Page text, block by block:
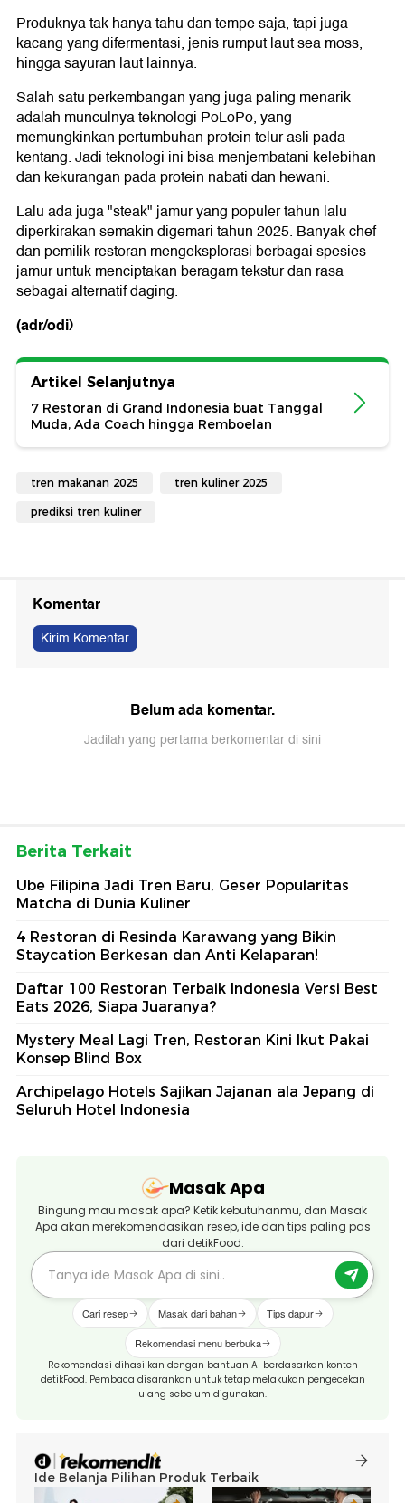
Produknya tak hanya tahu dan tempe saja, tapi juga
kacang yang difermentasi, jenis rumput laut sea moss,
hingga sayuran laut lainnya.
Salah satu perkembangan yang juga paling menarik
adalah munculnya teknologi PoLoPo, yang
memungkinkan pertumbuhan protein telur asli pada
kentang. Jadi teknologi ini bisa menjembatani kelebihan
dan kekurangan pada protein nabati dan hewani.
Lalu ada juga "steak" jamur yang populer tahun lalu
diperkirakan semakin digemari tahun 2025. Banyak chef
dan pemilik restoran mengeksplorasi berbagai spesies
jamur untuk menciptakan beragam tekstur dan rasa
sebagai alternatif daging.
(adr/odi)
Artikel Selanjutnya
7 Restoran di Grand Indonesia buat Tanggal
Muda, Ada Coach hingga Remboelan
tren makanan 2025 tren kuliner 2025
prediksi tren kuliner
Komentar
Kirim Komentar
Belum ada komentar.
Jadilah yang pertama berkomentar di sini
Berita Terkait
Ube Filipina Jadi Tren Baru, Geser Popularitas
Matcha di Dunia Kuliner
4 Restoran di Resinda Karawang yang Bikin
Staycation Berkesan dan Anti Kelaparan!
Daftar 100 Restoran Terbaik Indonesia Versi Best
Eats 2026, Siapa Juaranya?
Mystery Meal Lagi Tren, Restoran Kini Ikut Pakai
Konsep Blind Box
Archipelago Hotels Sajikan Jajanan ala Jepang di
Seluruh Hotel Indonesia
Masak Apa
Bingung mau masak apa? Ketik kebutuhanmu, dan Masak
Apa akan merekomendasikan resep, ide dan tips paling pas
dari detikFood.
Cari resep Masak dari bahan Tips dapur
Rekomendasi menu berbuka
Rekomendasi dihasilkan dengan bantuan AI berdasarkan konten
detikFood. Pembaca disarankan untuk tetap melakukan pengecekan
ulang sebelum digunakan.